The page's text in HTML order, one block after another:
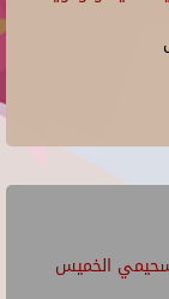
الخميس